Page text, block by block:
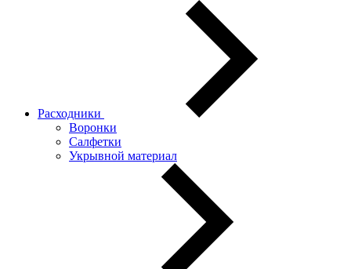
Расходники
Воронки
Салфетки
Укрывной материал